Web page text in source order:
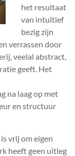
het resultaat
van intuïtief
bezig zijn
verrassen door
veelal abstract,
geeft. Het
na laag op met
en structuur
vrij om eigen
heeft geen uitleg